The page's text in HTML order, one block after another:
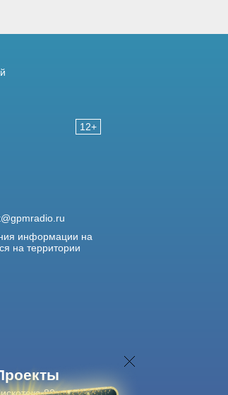
12+
информации на
на территории